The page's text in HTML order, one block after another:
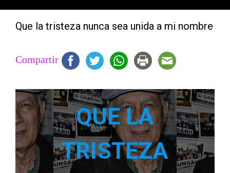
Que la tristeza nunca sea unida a mi nombre
Compartir
QUE LA
TRISTEZA